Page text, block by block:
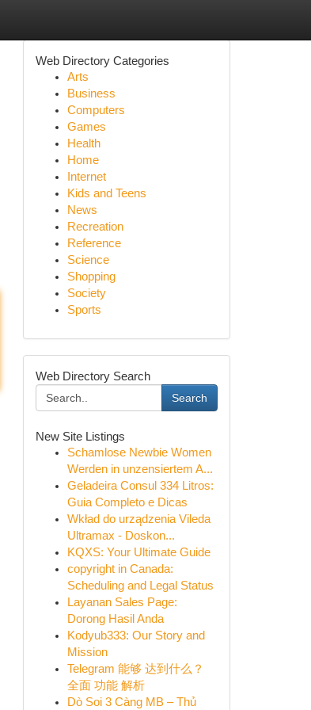
Web Directory Categories
Arts
Business
Computers
Games
Health
Home
Internet
Kids and Teens
News
Recreation
Reference
Science
Shopping
Society
Sports
Web Directory Search
Search
New Site Listings
Schamlose Newbie Women
Werden in unzensiertem A...
Geladeira Consul 334 Litros:
Guia Completo e Dicas
Wkład do urządzenia Vileda
Ultramax - Doskon...
KQXS: Your Ultimate Guide
copyright in Canada:
Scheduling and Legal Status
Layanan Sales Page:
Dorong Hasil Anda
Kodyub333: Our Story and
Mission
Telegram 能够 达到什么？
全面 功能 解析
Dò Soi 3 Càng MB – Thủ